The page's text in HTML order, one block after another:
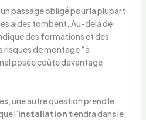
passage obligé pour la plupart
aides tombent. Au-delà de
des formations et des
risques de montage “à
posée coûte davantage
une autre question prend le
l’installation tiendra dans le